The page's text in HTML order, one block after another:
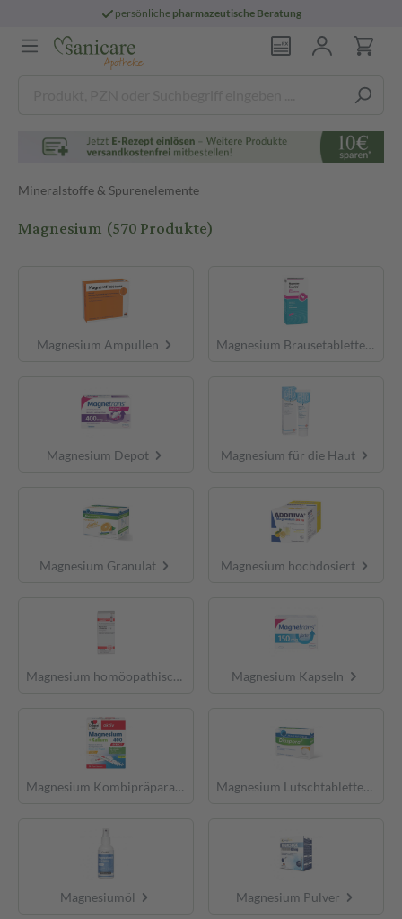
persönliche pharmazeutische Beratung
Mineralstoffe & Spurenelemente
Magnesium (570 Produkte)
Magnesium Ampullen Magnesium Brausetabletten
Magnesium Depot Magnesium für die Haut
Magnesium Granulat Magnesium hochdosiert
Magnesium homöopathisch Magnesium Kapseln
Magnesium Kombipräparate Magnesium Lutschtabletten
Magnesiumöl Magnesium Pulver